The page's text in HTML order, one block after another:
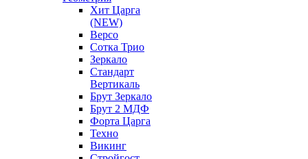
Хит Царга
(NEW)
Версо
Сотка Трио
Зеркало
Стандарт
Вертикаль
Брут Зеркало
Брут 2 МДФ
Форта Царга
Техно
Викинг